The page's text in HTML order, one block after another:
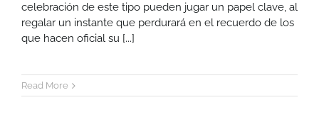
celebración de este tipo pueden jugar un papel clave, al
regalar un instante que perdurará en el recuerdo de los
que hacen oficial su [...]
Read More